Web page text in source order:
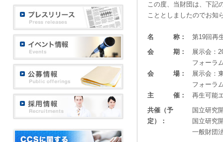
この度、当財団は、下記
こととしましたのでお知
名 称：
第19回再
会 期：
展示会：
フォーラ
会 場：
展示会：
フォーラ
主 催：
再生可能
共催（予
定）：
国立研究
国立研究
一般財団